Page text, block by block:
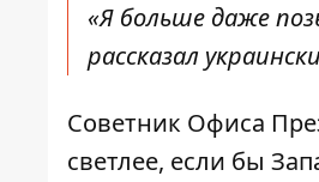
«Я больше даже
рассказал
Советник Офиса
светлее, если бы